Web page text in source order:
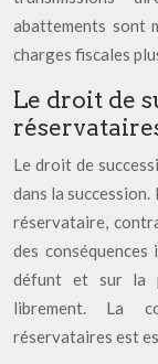
abattements sont
charges fiscales
Le droit de
Le droit de
dans la succession.
réservataire,
des
défunt et sur la
librement. La
réservataires est